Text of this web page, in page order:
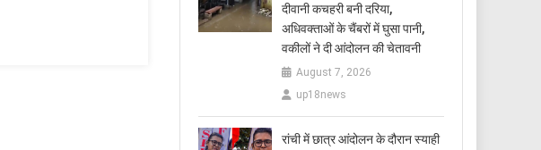
दीवानी कचहरी बनी दरिया,
अधिवक्ताओं के चैंबरों में घुसा पानी,
वकीलों ने दी आंदोलन की चेतावनी
August 7, 2026
up18news
रांची में छात्र आंदोलन के दौरान स्याही